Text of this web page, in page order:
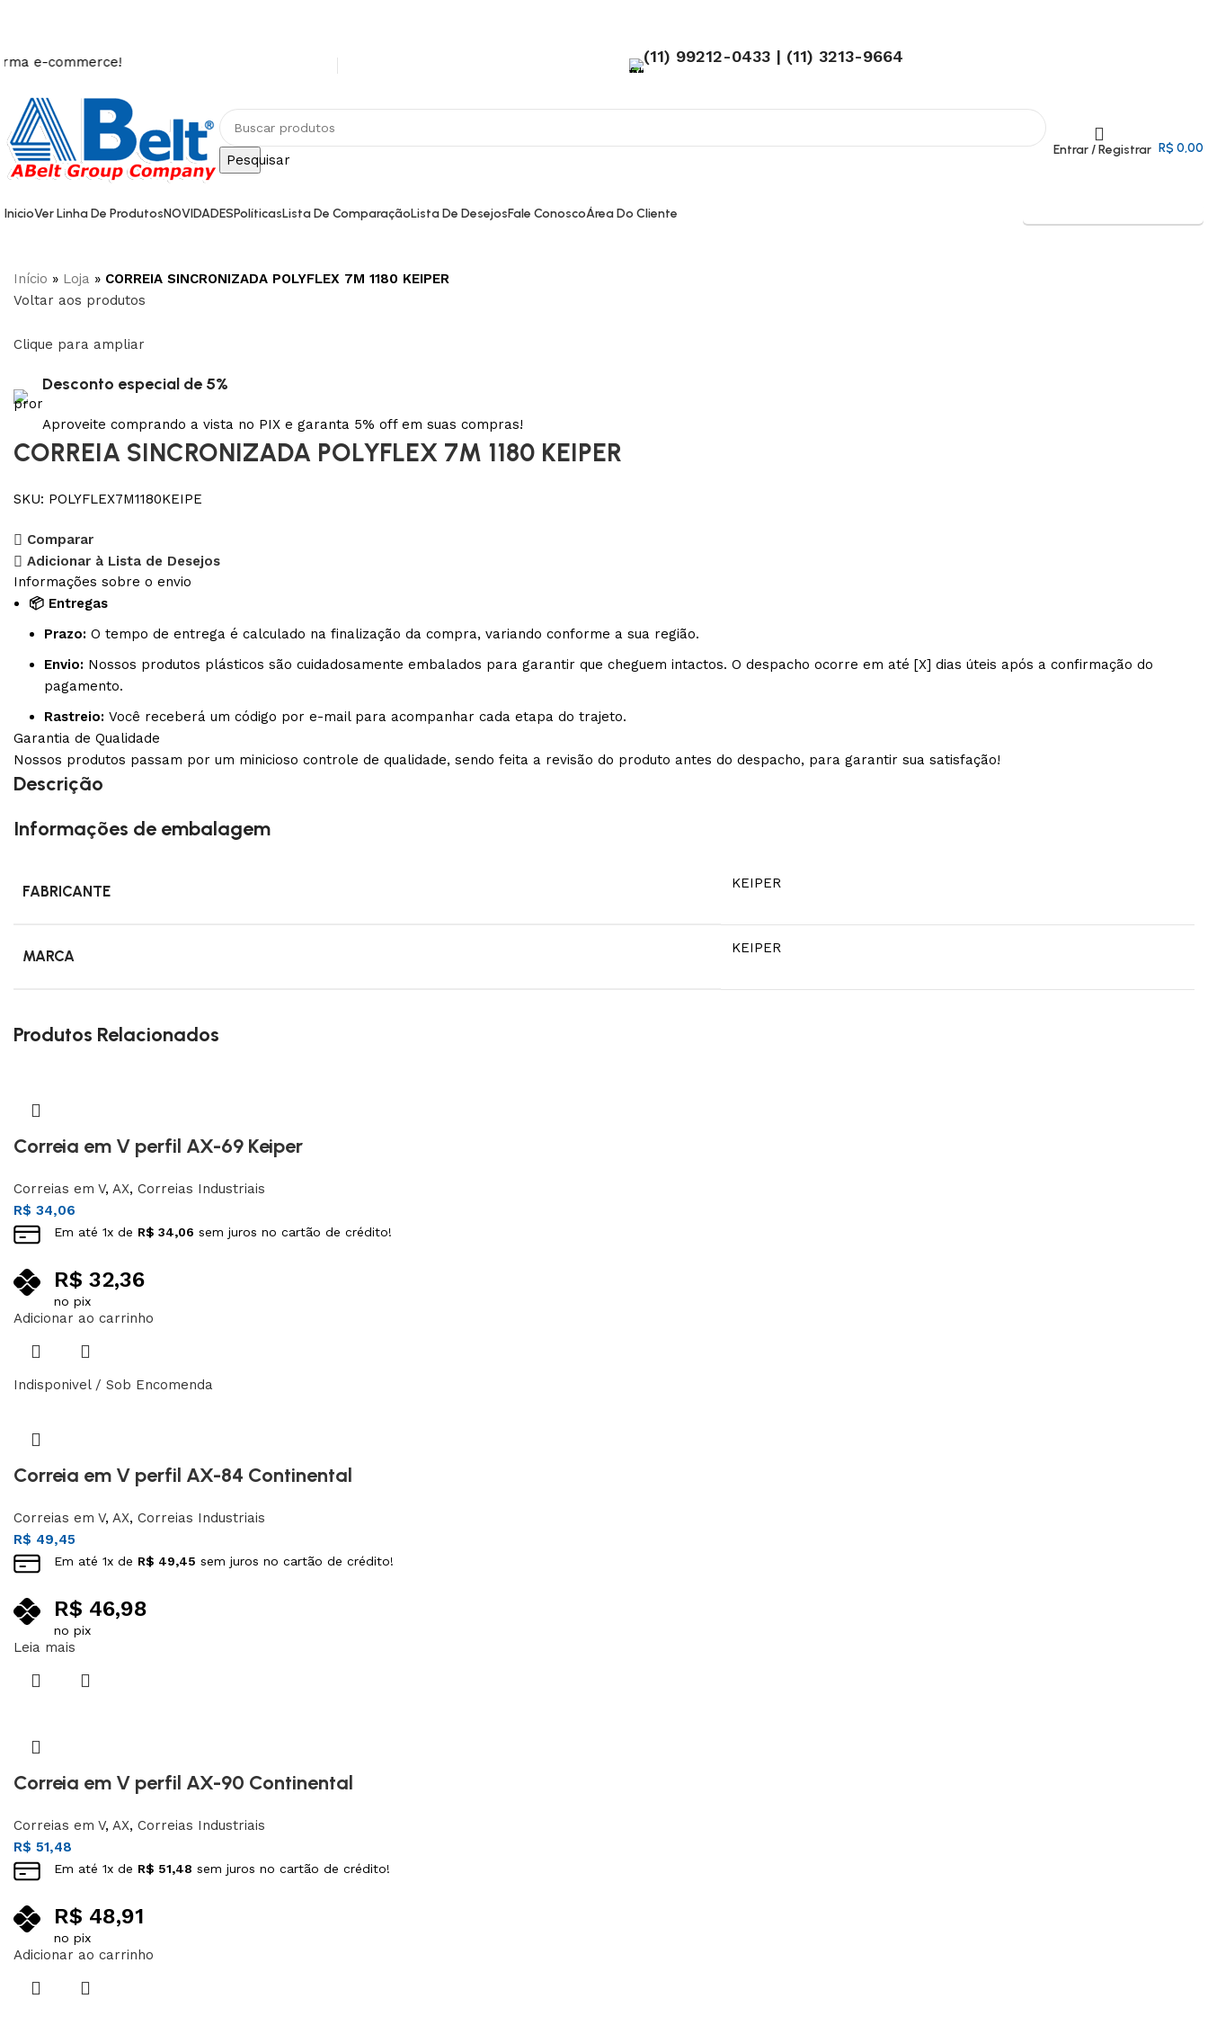
(11) 99212-0433 | (11) 3213-9664
Pesquisar
Entrar / Registrar R$ 0,00
InicioVer Linha De ProdutosNOVIDADES
3L
PK PK
PL
PolíticasLista De ComparaçãoLista De DesejosFale ConoscoÁrea Do Cliente
Início » Loja » CORREIA SINCRONIZADA POLYFLEX 7M 1180 KEIPER
Voltar aos produtos
Clique para ampliar
Desconto especial de 5%
Aproveite comprando a vista no PIX e garanta 5% off em suas compras!
CORREIA SINCRONIZADA POLYFLEX 7M 1180 KEIPER
SKU: POLYFLEX7M1180KEIPE
Comparar
Adicionar à Lista de Desejos
Informações sobre o envio
📦 Entregas
Prazo: O tempo de entrega é calculado na finalização da compra, variando conforme a sua região.
Envio: Nossos produtos plásticos são cuidadosamente embalados para garantir que cheguem intactos. O despacho ocorre em até [X] dias úteis após a confirmação do
pagamento.
Rastreio: Você receberá um código por e-mail para acompanhar cada etapa do trajeto.
Garantia de Qualidade
Nossos produtos passam por um minicioso controle de qualidade, sendo feita a revisão do produto antes do despacho, para garantir sua satisfação!
Descrição
Informações de embalagem
FABRICANTE KEIPER
MARCA KEIPER
Produtos Relacionados
Correia em V perfil AX-69 Keiper
Correias em V, AX, Correias Industriais
R$ 34,06
Em até 1x de R$ 34,06 sem juros no cartão de crédito!
R$ 32,36
no pix
Adicionar ao carrinho
Indisponivel / Sob Encomenda
Correia em V perfil AX-84 Continental
Correias em V, AX, Correias Industriais
R$ 49,45
Em até 1x de R$ 49,45 sem juros no cartão de crédito!
R$ 46,98
no pix
Leia mais
Correia em V perfil AX-90 Continental
Correias em V, AX, Correias Industriais
R$ 51,48
Em até 1x de R$ 51,48 sem juros no cartão de crédito!
R$ 48,91
no pix
Adicionar ao carrinho